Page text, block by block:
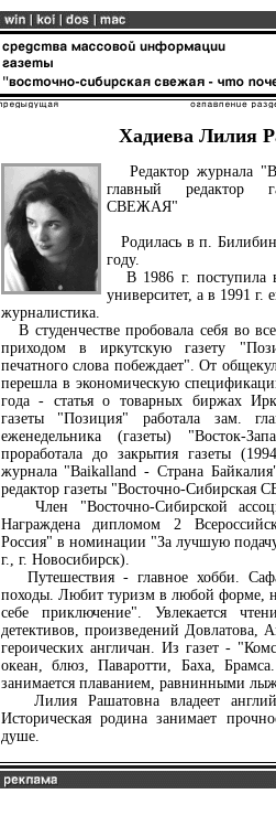
Хадиева Лилия
Редактор журнала
главный редактор
СВЕЖАЯ"
Родилась в п.
году.
В 1986 г. поступила в
университет, а в 1991 г.
журналистика.
В студенчестве пробовала себя во
приходом в иркутскую газету
печатного слова побеждает". От
перешла в экономическую
года - статья о товарных биржах
газеты "Позиция" работала зам.
еженедельника (газеты) "Восток-
проработала до закрытия газеты
журнала "Baikalland - Страна
редактор газеты "Восточно-
Член "Восточно-Сибирской
Награждена дипломом 2
Россия" в номинации "За лучшую
г., г. Новосибирск).
Путешествия - главное хобби.
походы. Любит туризм в любой форме,
себе приключение". Увлекается
детективов, произведений
героических англичан. Из газет -
океан, блюз, Паваротти, Баха,
занимается плаванием, равнинными
Лилия Рашатовна владеет
Историческая родина занимает
душе.